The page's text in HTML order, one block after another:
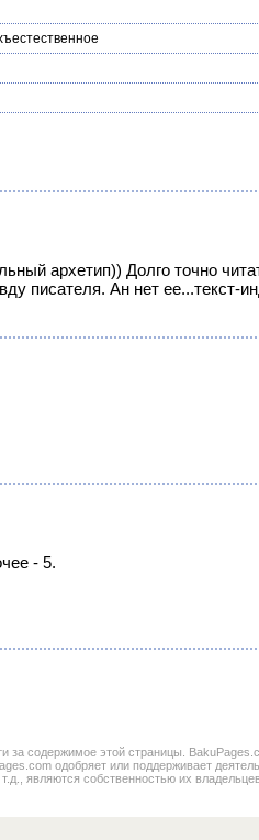
архетип)) Долго точно
писателя. Ан нет ее...текст-
- 5.
этой страницы.
одобряет или поддерживает
являются собственностью их